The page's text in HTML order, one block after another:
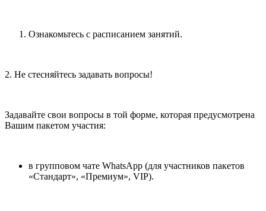
Ознакомьтесь с расписанием занятий.
2. Не стесняйтесь задавать вопросы!
Задавайте свои вопросы в той форме, которая предусмотрена
Вашим пакетом участия:
в групповом чате WhatsApp (для участников пакетов
«Стандарт», «Премиум», VIP).